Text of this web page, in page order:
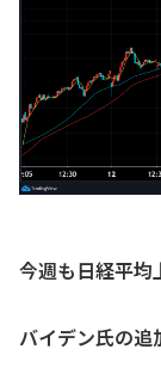
今週も日経平均
バイデン氏の追